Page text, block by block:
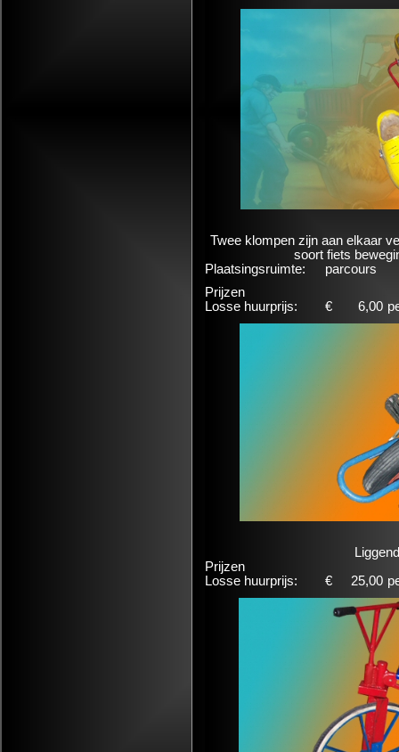
Twee klompen zijn aan elkaar
soort fiets
Plaatsingsruimte:
parcours
Prijzen
Losse huurprijs:
€ 6,00
Prijzen
Losse huurprijs:
€ 25,00